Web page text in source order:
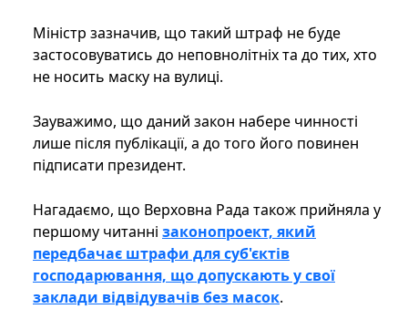
Міністр зазначив, що такий штраф не буде
застосовуватись до неповнолітніх та до тих, хто
не носить маску на вулиці.
Зауважимо, що даний закон набере чинності
лише після публікації, а до того його повинен
підписати президент.
Нагадаємо, що Верховна Рада також прийняла у
першому читанні законопроект, який
передбачає штрафи для суб'єктів
господарювання, що допускають у свої
заклади відвідувачів без масок.